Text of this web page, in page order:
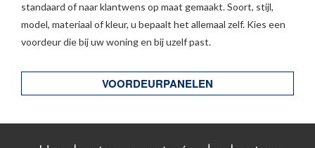
standaard of naar klantwens op maat gemaakt. Soort, stijl,
model, materiaal of kleur, u bepaalt het allemaal zelf. Kies een
voordeur die bij uw woning en bij uzelf past.
VOORDEURPANELEN